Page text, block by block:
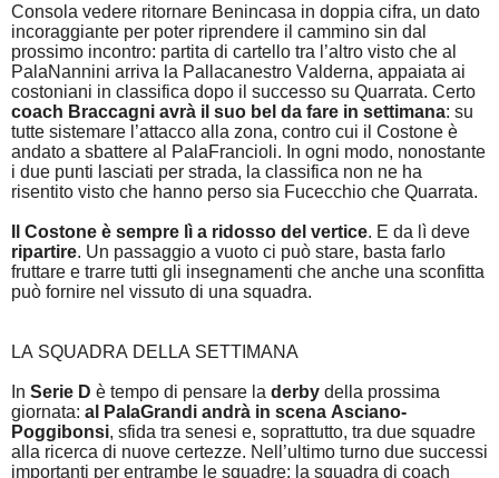
Consola vedere ritornare Benincasa in doppia cifra, un dato
incoraggiante per poter riprendere il cammino sin dal
prossimo incontro: partita di cartello tra l’altro visto che al
PalaNannini arriva la Pallacanestro Valderna, appaiata ai
costoniani in classifica dopo il successo su Quarrata. Certo
coach Braccagni avrà il suo bel da fare in settimana: su
tutte sistemare l’attacco alla zona, contro cui il Costone è
andato a sbattere al PalaFrancioli. In ogni modo, nonostante
i due punti lasciati per strada, la classifica non ne ha
risentito visto che hanno perso sia Fucecchio che Quarrata.
Il Costone è sempre lì a ridosso del vertice. E da lì deve
ripartire. Un passaggio a vuoto ci può stare, basta farlo
fruttare e trarre tutti gli insegnamenti che anche una sconfitta
può fornire nel vissuto di una squadra.
LA SQUADRA DELLA SETTIMANA
In Serie D è tempo di pensare la derby della prossima
giornata: al PalaGrandi andrà in scena Asciano-
Poggibonsi, sfida tra senesi e, soprattutto, tra due squadre
alla ricerca di nuove certezze. Nell’ultimo turno due successi
importanti per entrambe le squadre: la squadra di coach